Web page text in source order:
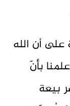
على أن الله
بأنّ
بيعة